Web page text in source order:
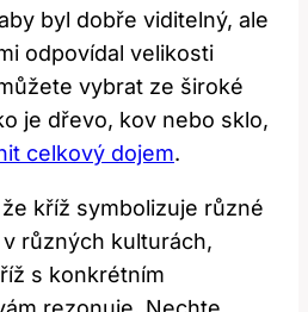
byl dobře viditelný, ale
odpovídal velikosti
vybrat ze široké
je dřevo, kov nebo sklo,
celkový dojem.
kříž symbolizuje různé
různých kulturách,
s konkrétním